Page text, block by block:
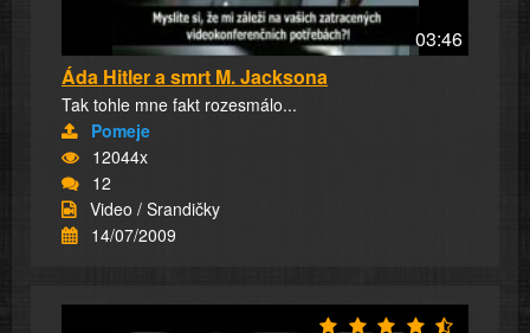
03:46
Áda Hitler a smrt M. Jacksona
Tak tohle mne fakt rozesmálo...
Pomeje
12044x
12
Video / Srandičky
14/07/2009